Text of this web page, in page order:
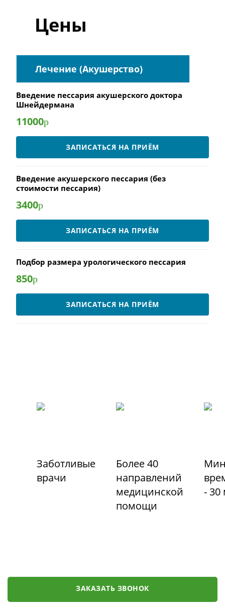
Цены
Лечение (Акушерство)
Введение пессария акушерского доктора
Шнейдермана
11000р
ЗАПИСАТЬСЯ НА ПРИЁМ
Введение акушерского пессария (без
стоимости пессария)
3400р
ЗАПИСАТЬСЯ НА ПРИЁМ
Подбор размера урологического пессария
850р
ЗАПИСАТЬСЯ НА ПРИЁМ
Заботливые
врачи
Более 40
направлений
медицинской
помощи
- 30
ЗАКАЗАТЬ ЗВОНОК